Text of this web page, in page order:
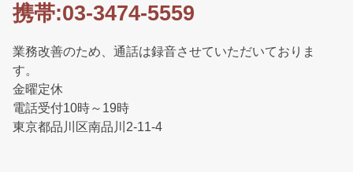
携帯:03-3474-5559
業務改善のため、通話は録音させていただいておりま
す。
金曜定休
電話受付10時～19時
東京都品川区南品川2-11-4